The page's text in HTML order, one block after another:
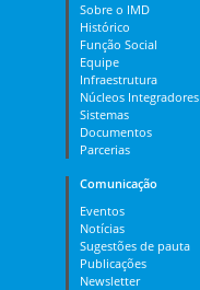
Sobre o IMD
Histórico
Função Social
Equipe
Infraestrutura
Núcleos Integradores
Sistemas
Documentos
Parcerias
Comunicação
Eventos
Notícias
Sugestões de pauta
Publicações
Newsletter